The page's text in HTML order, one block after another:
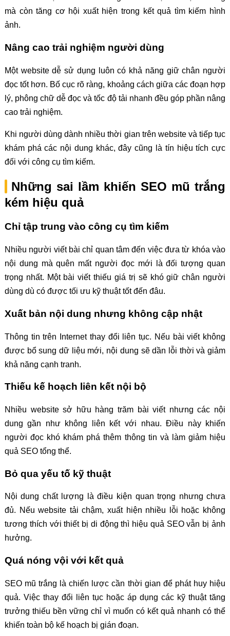
mà còn tăng cơ hội xuất hiện trong kết quả tìm kiếm hình
ảnh.
Nâng cao trải nghiệm người dùng
Một website dễ sử dụng luôn có khả năng giữ chân người
đọc tốt hơn. Bố cục rõ ràng, khoảng cách giữa các đoạn hợp
lý, phông chữ dễ đọc và tốc độ tải nhanh đều góp phần nâng
cao trải nghiệm.
Khi người dùng dành nhiều thời gian trên website và tiếp tục
khám phá các nội dung khác, đây cũng là tín hiệu tích cực
đối với công cụ tìm kiếm.
Những sai lầm khiến SEO mũ trắng
kém hiệu quả
Chỉ tập trung vào công cụ tìm kiếm
Nhiều người viết bài chỉ quan tâm đến việc đưa từ khóa vào
nội dung mà quên mất người đọc mới là đối tượng quan
trọng nhất. Một bài viết thiếu giá trị sẽ khó giữ chân người
dùng dù có được tối ưu kỹ thuật tốt đến đâu.
Xuất bản nội dung nhưng không cập nhật
Thông tin trên Internet thay đổi liên tục. Nếu bài viết không
được bổ sung dữ liệu mới, nội dung sẽ dần lỗi thời và giảm
khả năng cạnh tranh.
Thiếu kế hoạch liên kết nội bộ
Nhiều website sở hữu hàng trăm bài viết nhưng các nội
dung gần như không liên kết với nhau. Điều này khiến
người đọc khó khám phá thêm thông tin và làm giảm hiệu
quả SEO tổng thể.
Bỏ qua yếu tố kỹ thuật
Nội dung chất lượng là điều kiện quan trọng nhưng chưa
đủ. Nếu website tải chậm, xuất hiện nhiều lỗi hoặc không
tương thích với thiết bị di động thì hiệu quả SEO vẫn bị ảnh
hưởng.
Quá nóng vội với kết quả
SEO mũ trắng là chiến lược cần thời gian để phát huy hiệu
quả. Việc thay đổi liên tục hoặc áp dụng các kỹ thuật tăng
trưởng thiếu bền vững chỉ vì muốn có kết quả nhanh có thể
khiến toàn bộ kế hoạch bị gián đoạn.